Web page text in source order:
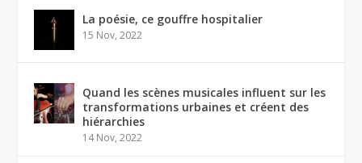
La poésie, ce gouffre hospitalier
15 Nov, 2022
Quand les scènes musicales influent sur les
transformations urbaines et créent des
hiérarchies
14 Nov, 2022